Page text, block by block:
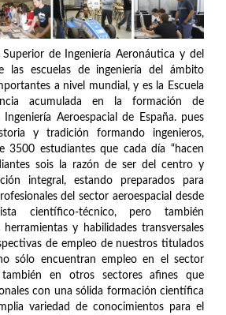
Superior de Ingeniería Aeronáutica y del
las escuelas de ingeniería del ámbito
a nivel mundial, y es la Escuela
acumulada en la formación de
Aeroespacial de España. pues
y tradición formando ingenieros,
3500 estudiantes que cada día “hacen
sois la razón de ser del centro y
integral, estando preparados para
del sector aeroespacial desde
científico-técnico, pero también
y habilidades transversales
de empleo de nuestros titulados
sólo encuentran empleo en el sector
también en otros sectores afines que
con una sólida formación científica
variedad de conocimientos para el